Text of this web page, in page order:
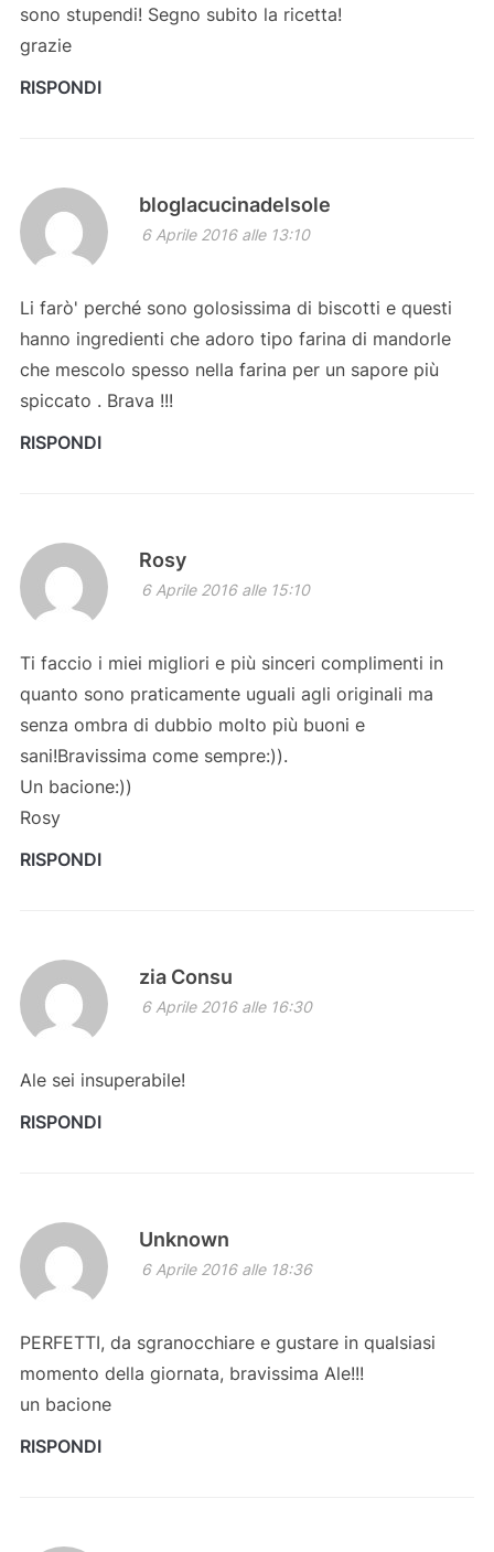
sono stupendi! Segno subito la ricetta!
grazie
RISPONDI
bloglacucinadelsole
6 Aprile 2016 alle 13:10
Li farò' perché sono golosissima di biscotti e questi
hanno ingredienti che adoro tipo farina di mandorle
che mescolo spesso nella farina per un sapore più
spiccato . Brava !!!
RISPONDI
Rosy
6 Aprile 2016 alle 15:10
Ti faccio i miei migliori e più sinceri complimenti in
quanto sono praticamente uguali agli originali ma
senza ombra di dubbio molto più buoni e
sani!Bravissima come sempre:)).
Un bacione:))
Rosy
RISPONDI
zia Consu
6 Aprile 2016 alle 16:30
Ale sei insuperabile!
RISPONDI
Unknown
6 Aprile 2016 alle 18:36
PERFETTI, da sgranocchiare e gustare in qualsiasi
momento della giornata, bravissima Ale!!!
un bacione
RISPONDI